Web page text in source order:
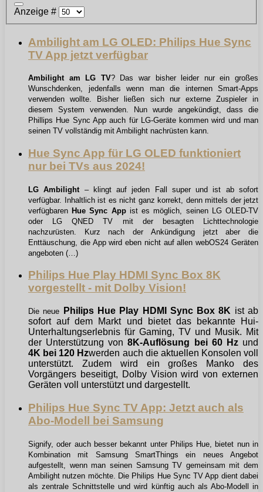
Anzeige #
Ambilight am LG OLED: Philips Hue Sync
TV App jetzt verfügbar
Ambilight am LG TV? Das war bisher leider nur ein großes
Wunschdenken, jedenfalls wenn man die internen Smart-Apps
verwenden wollte. Bisher ließen sich nur externe Zuspieler in
diesem System verwenden. Nun wurde angekündigt, dass die
Phillips Hue Sync App auch für LG-Geräte kommen wird und man
seinen TV vollständig mit Ambilight nachrüsten kann.
Hue Sync App für LG OLED funktioniert
nur bei TVs aus 2024!
LG Ambilight – klingt auf jeden Fall super und ist ab sofort
verfügbar. Inhaltlich ist es nicht ganz korrekt, denn mittels der jetzt
verfügbarenHue Sync Appist es möglich, seinen LG OLED-TV
oder LG QNED TV mit der besagten Lichttechnologie
nachzurüsten. Kurz nach der Ankündigung jetzt aber die
Enttäuschung, die App wird eben nicht auf allen webOS24 Geräten
angeboten (…)
Philips Hue Play HDMI Sync Box 8K
vorgestellt - mit Dolby Vision!
Die neue Philips Hue Play HDMI Sync Box 8K ist ab
sofort auf dem Markt und bietet das bekannte Hui-
Unterhaltungserlebnis für Gaming, TV und Musik. Mit
der Unterstützung von8K-Auflösung bei 60 Hzund
4K bei 120 Hzwerden auch die aktuellen Konsolen voll
unterstützt. Zudem wird ein großes Manko des
Vorgängers beseitigt, Dolby Vision wird von externen
Geräten voll unterstützt und dargestellt.
Philips Hue Sync TV App: Jetzt auch als
Abo-Modell bei Samsung
Signify, oder auch besser bekannt unter Philips Hue, bietet nun in
Kombination mit Samsung SmartThings ein neues Angebot
aufgestellt, wenn man seinen Samsung TV gemeinsam mit dem
Ambilight nutzen möchte. Die Philips Hue Sync TV App dient dabei
als zentrale Schnittstelle und wird künftig auch als Abo-Modell in